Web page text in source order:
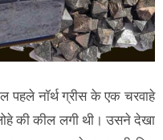
नॉर्थ ग्रीस के एक चरवाहे
की कील लगी थी। उसने देखा